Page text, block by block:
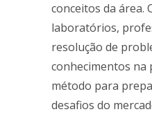
conceitos da área.
laboratórios,
resolução de
conhecimentos na
método para
desafios do